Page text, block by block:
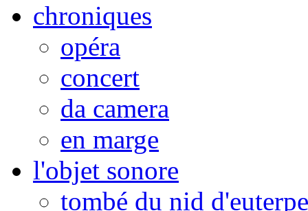
chroniques
opéra
concert
da camera
en marge
l'objet sonore
tombé du nid d'euterpe